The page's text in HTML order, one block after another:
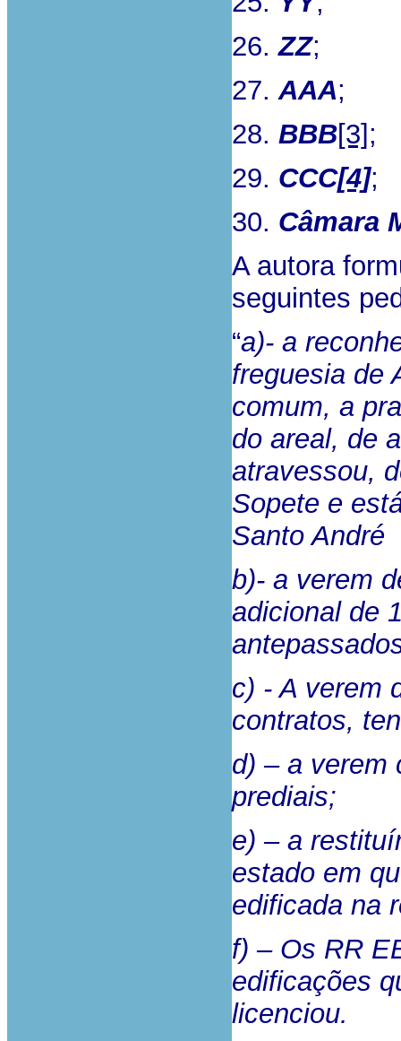
26.ZZ;
27.AAA;
28. BBB[3] ;
29. CCC[4];
30. Câmara
A autora
seguintes
“a)- a
freguesia de
comum, a
do areal, de
atravessou,
Sopete e
Santo André
b)- a verem
adicional de
c) - A verem
contratos,
d) – a verem
prediais;
e) – a
estado em
edificada na
f) – Os RR
edificações
licenciou.